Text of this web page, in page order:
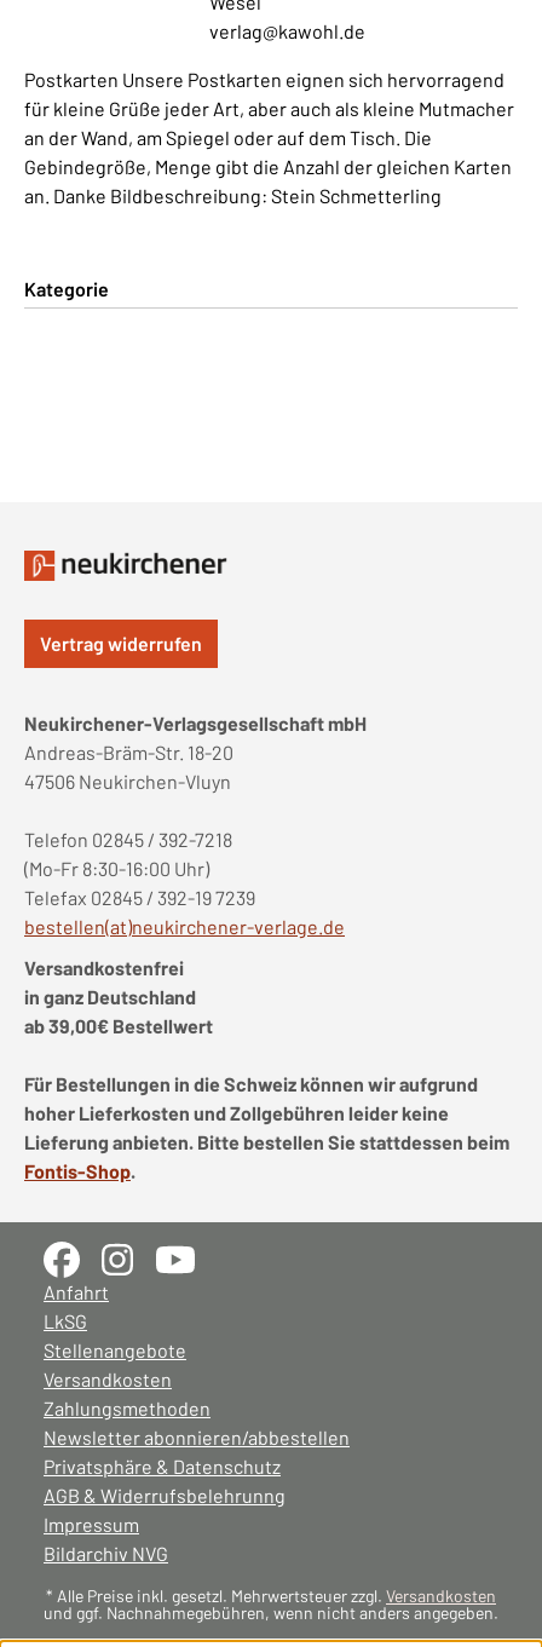
verlag@kawohl.de
Postkarten Unsere Postkarten eignen sich hervorragend
für kleine Grüße jeder Art, aber auch als kleine Mutmacher
an der Wand, am Spiegel oder auf dem Tisch. Die
Gebindegröße, Menge gibt die Anzahl der gleichen Karten
an. Danke Bildbeschreibung: Stein Schmetterling
Kategorie
Vertrag widerrufen
Neukirchener-Verlagsgesellschaft mbH
Andreas-Bräm-Str. 18-20
47506 Neukirchen-Vluyn
Telefon 02845 / 392-7218
(Mo-Fr 8:30-16:00 Uhr)
Telefax 02845 / 392-19 7239
bestellen(at)neukirchener-verlage.de
Versandkostenfrei
in ganz Deutschland
ab 39,00€ Bestellwert
Für Bestellungen in die Schweiz können wir aufgrund
hoher Lieferkosten und Zollgebühren leider keine
Lieferung anbieten. Bitte bestellen Sie stattdessen beim
Fontis-Shop.
Anfahrt
LkSG
Stellenangebote
Versandkosten
Zahlungsmethoden
Newsletter abonnieren/abbestellen
Privatsphäre & Datenschutz
AGB & Widerrufsbelehrunng
Impressum
Bildarchiv NVG
* Alle Preise inkl. gesetzl. Mehrwertsteuer zzgl. Versandkosten
und ggf. Nachnahmegebühren, wenn nicht anders angegeben.